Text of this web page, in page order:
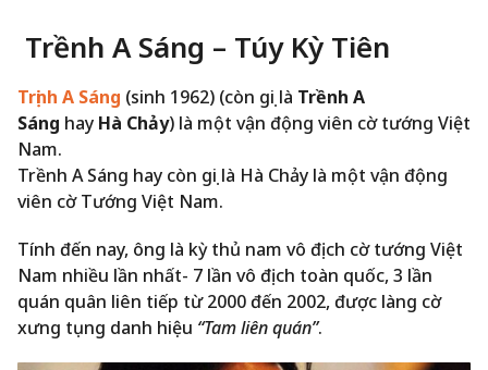
Trềnh A Sáng – Túy Kỳ Tiên
Trịnh A Sáng (sinh 1962) (còn gọi là Trềnh A
Sáng hay Hà Chảy) là một vận động viên cờ tướng Việt
Nam.
Trềnh A Sáng hay còn gọi là Hà Chảy là một vận động
viên cờ Tướng Việt Nam.
Tính đến nay, ông là kỳ thủ nam vô địch cờ tướng Việt
Nam nhiều lần nhất- 7 lần vô địch toàn quốc, 3 lần
quán quân liên tiếp từ 2000 đến 2002, được làng cờ
xưng tụng danh hiệu “Tam liên quán”.